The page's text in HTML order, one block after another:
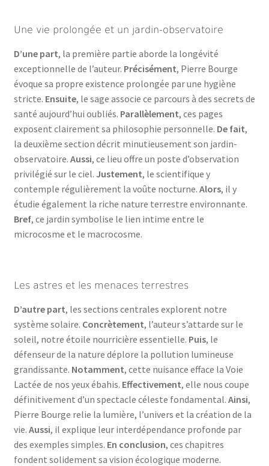
Une vie prolongée et un jardin-observatoire
D’une part, la première partie aborde la longévité
exceptionnelle de l’auteur. Précisément, Pierre Bourge
évoque sa propre existence prolongée par une hygiène
stricte. Ensuite, le sage associe ce parcours à des secrets de
santé aujourd’hui oubliés. Parallèlement, ces pages
exposent clairement sa philosophie personnelle. De fait,
la deuxième section décrit minutieusement son jardin-
observatoire. Aussi, ce lieu offre un poste d’observation
privilégié sur le ciel. Justement, le scientifique y
contemple régulièrement la voûte nocturne. Alors, il y
étudie également la riche nature terrestre environnante.
Bref, ce jardin symbolise le lien intime entre le
microcosme et le macrocosme.
Les astres et les menaces terrestres
D’autre part, les sections centrales explorent notre
système solaire. Concrètement, l’auteur s’attarde sur le
soleil, notre étoile nourricière essentielle. Puis, le
défenseur de la nature déplore la pollution lumineuse
grandissante. Notamment, cette nuisance efface la Voie
Lactée de nos yeux ébahis. Effectivement, elle nous coupe
définitivement d’un spectacle céleste fondamental. Ainsi,
Pierre Bourge relie la lumière, l’univers et la création de la
vie. Aussi, il explique leur interdépendance profonde par
des exemples simples. En conclusion, ces chapitres
fondent solidement sa vision écologique moderne.